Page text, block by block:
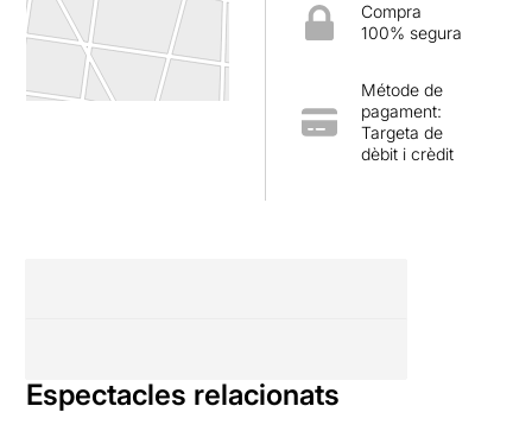
Compra
100% segura
Métode de
pagament:
Targeta de
dèbit i crèdit
Espectacles relacionats